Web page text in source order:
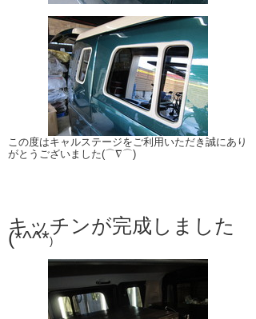
この度はキャルステージをご利用いただき誠にあり
がとうございました(⌒∇⌒)
キッチンが完成しました
(*^^*)